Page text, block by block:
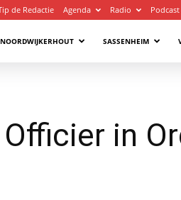
de Redactie Agenda Radio Podcast
NOORDWIJKERHOUT SASSENHEIM
in